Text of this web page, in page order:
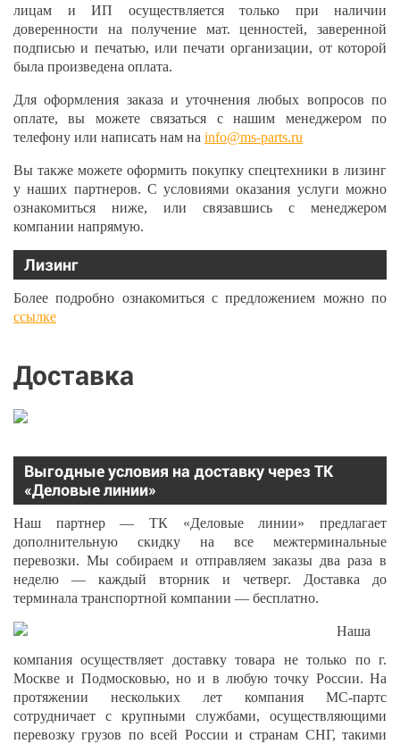
лицам и ИП осуществляется только при наличии
доверенности на получение мат. ценностей, заверенной
подписью и печатью, или печати организации, от которой
была произведена оплата.
Для оформления заказа и уточнения любых вопросов по
оплате, вы можете связаться с нашим менеджером по
телефону или написать нам на info@ms-parts.ru
Вы также можете оформить покупку спецтехники в лизинг
у наших партнеров. С условиями оказания услуги можно
ознакомиться ниже, или связавшись с менеджером
компании напрямую.
Лизинг
Более подробно ознакомиться с предложением можно по
ссылке
Доставка
Выгодные условия на доставку через ТК
«Деловые линии»
Наш партнер — ТК «Деловые линии» предлагает
дополнительную скидку на все межтерминальные
перевозки. Мы собираем и отправляем заказы два раза в
неделю — каждый вторник и четверг. Доставка до
терминала транспортной компании — бесплатно.
Наша
компания осуществляет доставку товара не только по г.
Москве и Подмосковью, но и в любую точку России. На
протяжении нескольких лет компания МС-партс
сотрудничает с крупными службами, осуществляющими
перевозку грузов по всей России и странам СНГ, такими